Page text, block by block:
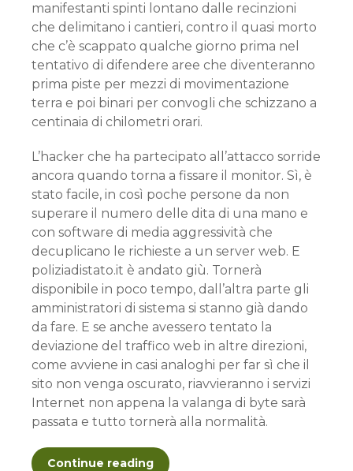
manifestanti spinti lontano dalle recinzioni
che delimitano i cantieri, contro il quasi morto
che c’è scappato qualche giorno prima nel
tentativo di difendere aree che diventeranno
prima piste per mezzi di movimentazione
terra e poi binari per convogli che schizzano a
centinaia di chilometri orari.
L’hacker che ha partecipato all’attacco sorride
ancora quando torna a fissare il monitor. Sì, è
stato facile, in così poche persone da non
superare il numero delle dita di una mano e
con software di media aggressività che
decuplicano le richieste a un server web. E
poliziadistato.it è andato giù. Tornerà
disponibile in poco tempo, dall’altra parte gli
amministratori di sistema si stanno già dando
da fare. E se anche avessero tentato la
deviazione del traffico web in altre direzioni,
come avviene in casi analoghi per far sì che il
sito non venga oscurato, riavvieranno i servizi
Internet non appena la valanga di byte sarà
passata e tutto tornerà alla normalità.
Continue reading